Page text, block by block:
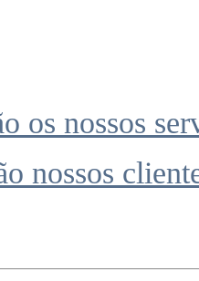
os nossos
nossos